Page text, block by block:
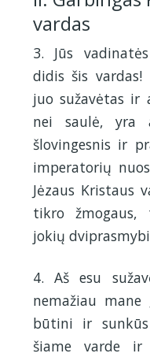
vardas
3. Jūs
didis šis vardas!
juo sužavėtas ir
nei saulė, yra
šlovingesnis ir
imperatorių
Jėzaus Kristaus
tikro žmogaus,
jokių
4. Aš esu
nemažiau
būtini ir sunkūs
šiame varde ir